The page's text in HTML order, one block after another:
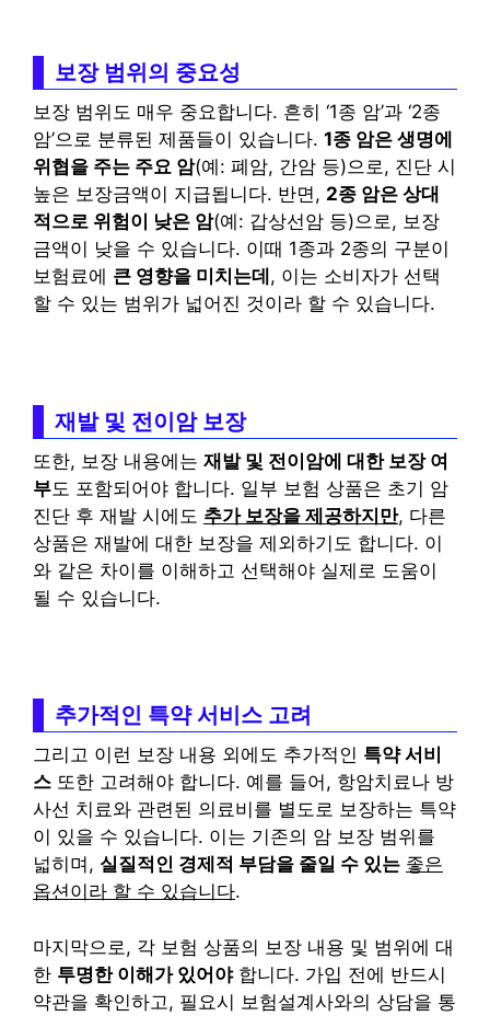
보장 범위의 중요성
보장 범위도 매우 중요합니다. 흔히 ‘1종 암’과 ‘2종
암’으로 분류된 제품들이 있습니다. 1종 암은 생명에
위협을 주는 주요 암(예: 폐암, 간암 등)으로, 진단 시
높은 보장금액이 지급됩니다. 반면, 2종 암은 상대
적으로 위험이 낮은 암(예: 갑상선암 등)으로, 보장
금액이 낮을 수 있습니다. 이때 1종과 2종의 구분이
보험료에 큰 영향을 미치는데 , 이는 소비자가 선택
할 수 있는 범위가 넓어진 것이라 할 수 있습니다.
재발 및 전이암 보장
또한, 보장 내용에는 재발 및 전이암에 대한 보장 여
부도 포함되어야 합니다. 일부 보험 상품은 초기 암
진단 후 재발 시에도 추가 보장을 제공하지만, 다른
상품은 재발에 대한 보장을 제외하기도 합니다. 이
와 같은 차이를 이해하고 선택해야 실제로 도움이
될 수 있습니다.
추가적인 특약 서비스 고려
그리고 이런 보장 내용 외에도 추가적인 특약 서비
스 또한 고려해야 합니다. 예를 들어, 항암치료나 방
사선 치료와 관련된 의료비를 별도로 보장하는 특약
이 있을 수 있습니다. 이는 기존의 암 보장 범위를
넓히며, 실질적인 경제적 부담을 줄일 수 있는 좋은
옵션이라 할 수 있습니다.
마지막으로, 각 보험 상품의 보장 내용 및 범위에 대
한 투명한 이해가 있어야합니다. 가입 전에 반드시
약관을 확인하고, 필요시 보험설계사와의 상담을 통